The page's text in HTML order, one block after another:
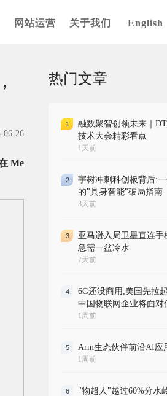
网站运营 关于我们 English
06-26
Me
热门文章
1
融数聚智创领未来｜
技术大会精彩看点
1天前
2
宇树冲刺科创板背后:
的"具身智能"破局指南
3天前
3
亚马逊入局卫星直连
急需一盆冷水
7天前
4
6G还没商用,美国先拉
中国物联网企业将面对
1周前
5 Arm生态伙伴前沿AI应
1周前
6
"物超人"越过60%分水